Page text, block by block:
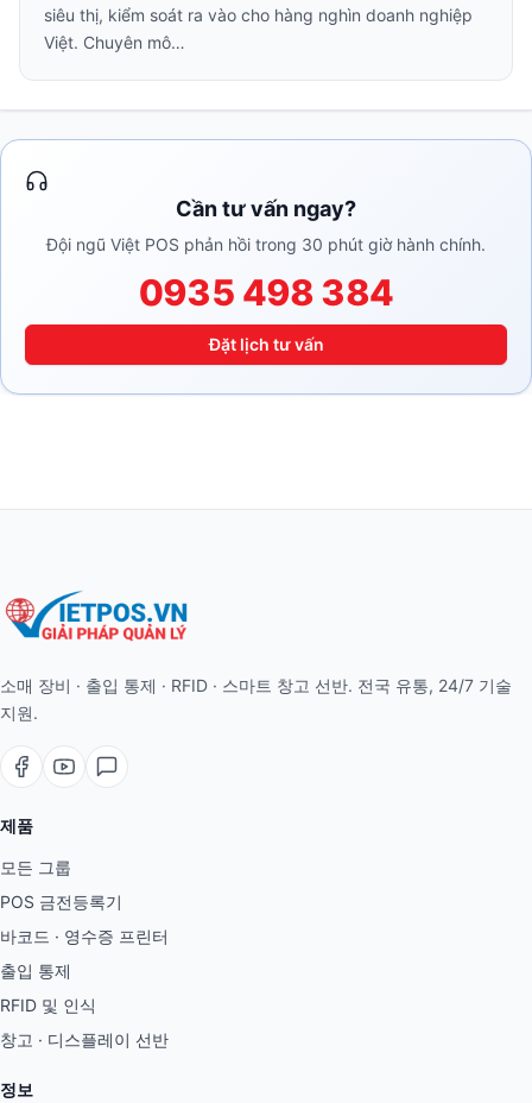
siêu thị, kiểm soát ra vào cho hàng nghìn doanh nghiệp
Việt. Chuyên mô…
Cần tư vấn ngay?
Đội ngũ Việt POS phản hồi trong 30 phút giờ hành chính.
0935 498 384
Đặt lịch tư vấn
소매 장비 · 출입 통제 · RFID · 스마트 창고 선반. 전국 유통, 24/7 기술
지원.
제품
모든 그룹
POS 금전등록기
바코드 · 영수증 프린터
출입 통제
RFID 및 인식
창고 · 디스플레이 선반
정보